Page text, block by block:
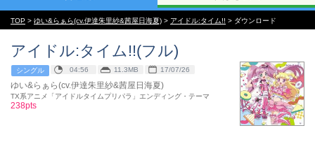
TOP > ゆい&らぁら(cv.伊達朱里紗&茜屋日海夏) > アイドル:タイム!! > ダウンロード
アイドル:タイム!!(フル)
シングル 04:56 11.3MB 17/07/26
ゆい&らぁら(cv.伊達朱里紗&茜屋日海夏)
TX系アニメ「アイドルタイムプリパラ」エンディング・テーマ
238pts